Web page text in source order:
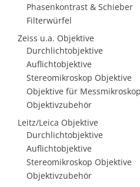
Phasenkontrast & Schieber
Filterwürfel
Zeiss u.a. Objektive
Durchlichtobjektive
Auflichtobjektive
Stereomikroskop Objektive
Objektive für
Objektivzubehör
Leitz/Leica Objektive
Durchlichtobjektive
Auflichtobjektive
Stereomikroskop Objektive
Objektivzubehör